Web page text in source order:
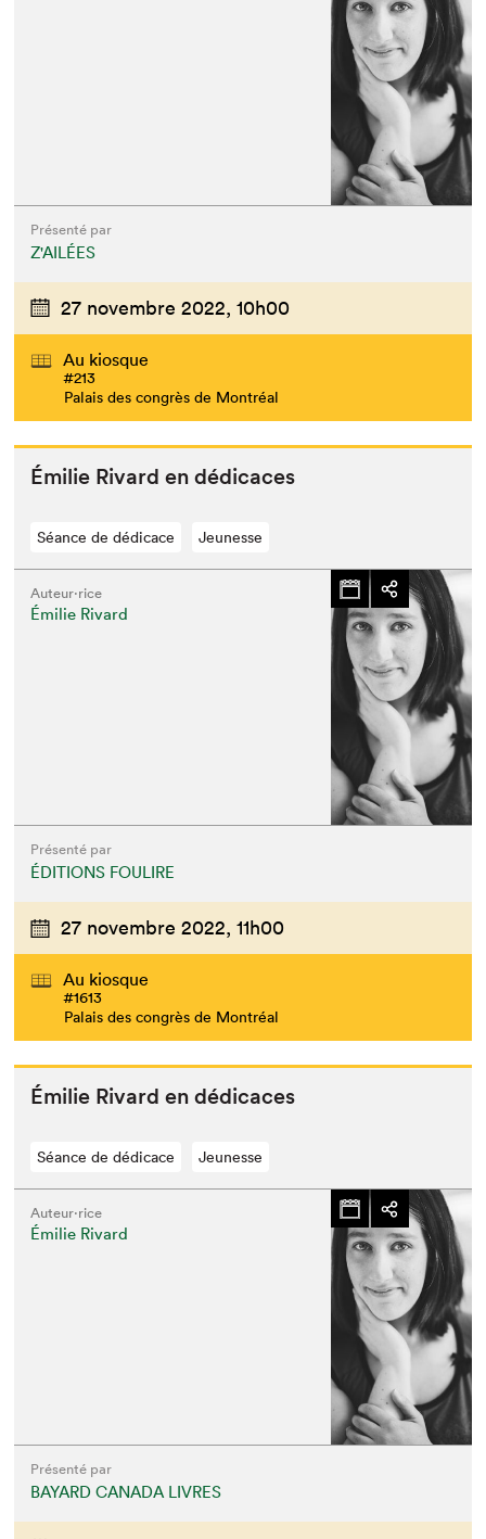
Que cherchez-vous?
Présenté par
Z'AILÉES
27 novembre 2022, 10h00
Au kiosque
#213
Palais des congrès de Montréal
Émi­lie Rivard en dédicaces
Séance de dédicace Jeunesse
Auteur·rice
Émilie Rivard
Présenté par
ÉDITIONS FOULIRE
27 novembre 2022, 11h00
Au kiosque
#1613
Palais des congrès de Montréal
Émi­lie Rivard en dédicaces
Séance de dédicace Jeunesse
Auteur·rice
Émilie Rivard
Présenté par
BAYARD CANADA LIVRES